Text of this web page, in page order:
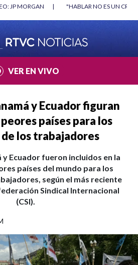
CRIMEN": CARTA DE BETO CORAL |
VER EN VIVO
y Ecuador figuran
países para los
los trabajadores
y Ecuador fueron incluidos en la
países del mundo para los
según el más reciente
Sindical Internacional
(CSI).